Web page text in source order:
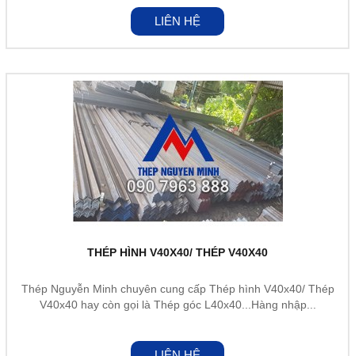
LIÊN HỆ
THÉP HÌNH V40X40/ THÉP V40X40
Thép Nguyễn Minh chuyên cung cấp Thép hình V40x40/ Thép
V40x40 hay còn gọi là Thép góc L40x40...Hàng nhập...